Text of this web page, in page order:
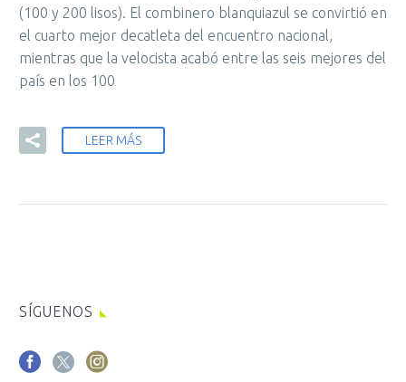
(100 y 200 lisos). El combinero blanquiazul se convirtió en
el cuarto mejor decatleta del encuentro nacional,
mientras que la velocista acabó entre las seis mejores del
país en los 100
LEER MÁS
SÍGUENOS